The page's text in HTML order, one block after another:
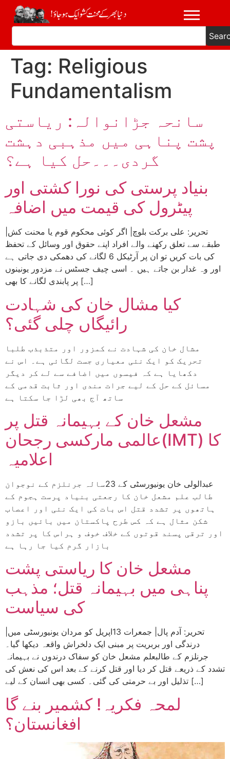
Tag: Religious
Fundamentalism
سانحہ جڑانوالہ: ریاستی
پشت پناہی میں مذہبی دہشت
گردی۔۔۔حل کیا ہے؟
بنیاد پرستی کی نورا کشتی اور
پیٹرول کی قیمت میں اضافہ
طبقے سے تعلق رکھنے والے افراد اپنے حقوق اور وسائل کے تحفظ
کی بات کریں تو ان پر آرٹیکل 6 لگانے کی دھمکی دی جاتی ہے
اور وہ غدار بن جاتے ہیں ۔ اسی چیف جسٹس نے مزدور یونینوں
پر پابندی لگانے کا بھی […]
کیا مشال خان کی شہادت
رائیگاں چلی گئی؟
مشال خان کی شہادت نے کمزور اور متذبذب طلبا
تحریک کو ایک نئی معیاری جست لگائی ہے۔ اس نے
دکھایا ہے کہ فیسوں میں اضافے سے لے کر دیگر
مسائل کے حل کے لیے جرات مندی اور ثابت قدمی کے
ساتھ آج بھی لڑا جا سکتا ہے
مشعل خان کے بہیمانہ قتل پر
عالمی مارکسی رجحان(IMT) کا
اعلامیہ
عبدالولی خان یونیورسٹی کے 23سالہ جرنلزم کے نوجوان
طالب علم مشعل خان کا رجعتی بنیاد پرست ہجوم کے
ہاتھوں پر تشدد قتل اس بات کی ایک نئی اور اعصاب
شکن مثال ہے کہ کس طرح پاکستان میں بائیں بازو
اور ترقی پسند قوتوں کے خلاف خوف و ہراس کا پر تشدد
بازار گرم کیا جا رہا ہے
مشعل خان کا ریاستی پشت
پناہی میں بہیمانہ قتل؛ مذہب
کی سیاست
درندگی اور بربریت پر مبنی ایک دلخراش واقعہ دیکھا گیا۔
جرنلزم کے طالبعلم مشعل خان کو سفاک درندوں نے بہیمانہ
تشدد کے ذریعے قتل کر دیا اور قتل کرنے کے بعد اس کی نعش کی
تذلیل اور بے حرمتی کی گئی۔ کسی بھی انسان کے لیے […]
لمحہ فکریہ! کشمیر بنے گا
افغانستان؟